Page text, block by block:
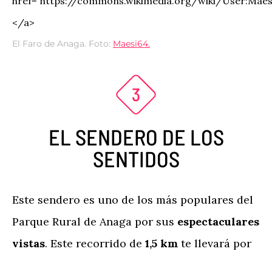
El Faro de Anaga. Foto: Maesi64.
EL SENDERO DE LOS
SENTIDOS
Este sendero es uno de los más populares del
Parque Rural de Anaga por sus espectaculares
vistas. Este recorrido de 1,5 km te llevará por